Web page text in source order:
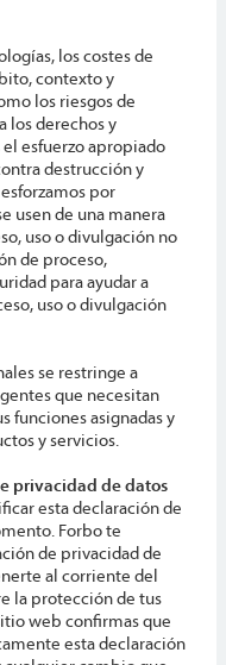
los costes de
contexto y
los riesgos de
los derechos y
esfuerzo apropiado
destrucción y
por
usen de una manera
uso o divulgación no
de proceso,
para ayudar a
uso o divulgación
se restringe a
que necesitan
funciones asignadas y
y servicios.
privacidad de datos
esta declaración de
Forbo te
de privacidad de
al corriente del
la protección de tus
web confirmas que
esta declaración